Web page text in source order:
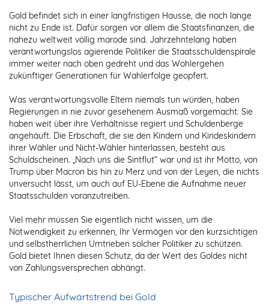
Gold befindet sich in einer langfristigen Hausse, die noch lange
nicht zu Ende ist. Dafür sorgen vor allem die Staatsfinanzen, die
nahezu weltweit völlig marode sind. Jahrzehntelang haben
verantwortungslos agierende Politiker die Staatsschuldenspirale
immer weiter nach oben gedreht und das Wohlergehen
zukünftiger Generationen für Wahlerfolge geopfert.
Was verantwortungsvolle Eltern niemals tun würden, haben
Regierungen in nie zuvor gesehenem Ausmaß vorgemacht: Sie
haben weit über ihre Verhältnisse regiert und Schuldenberge
angehäuft. Die Erbschaft, die sie den Kindern und Kindeskindern
ihrer Wähler und Nicht-Wähler hinterlassen, besteht aus
Schuldscheinen. „Nach uns die Sintflut“ war und ist ihr Motto, von
Trump über Macron bis hin zu Merz und von der Leyen, die nichts
unversucht lässt, um auch auf EU-Ebene die Aufnahme neuer
Staatsschulden voranzutreiben.
Viel mehr müssen Sie eigentlich nicht wissen, um die
Notwendigkeit zu erkennen, Ihr Vermögen vor den kurzsichtigen
und selbstherrlichen Umtrieben solcher Politiker zu schützen.
Gold bietet Ihnen diesen Schutz, da der Wert des Goldes nicht
von Zahlungsversprechen abhängt.
Typischer Aufwärtstrend bei Gold